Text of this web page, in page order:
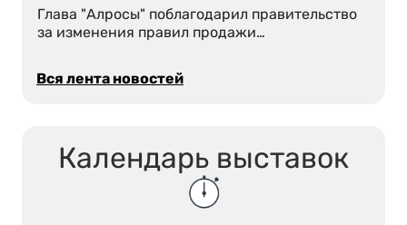
Глава "Алросы" поблагодарил правительство
за изменения правил продажи…
Вся лента новостей
Календарь выставок